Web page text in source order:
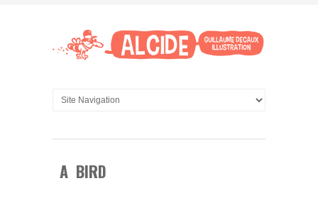
A BIRD